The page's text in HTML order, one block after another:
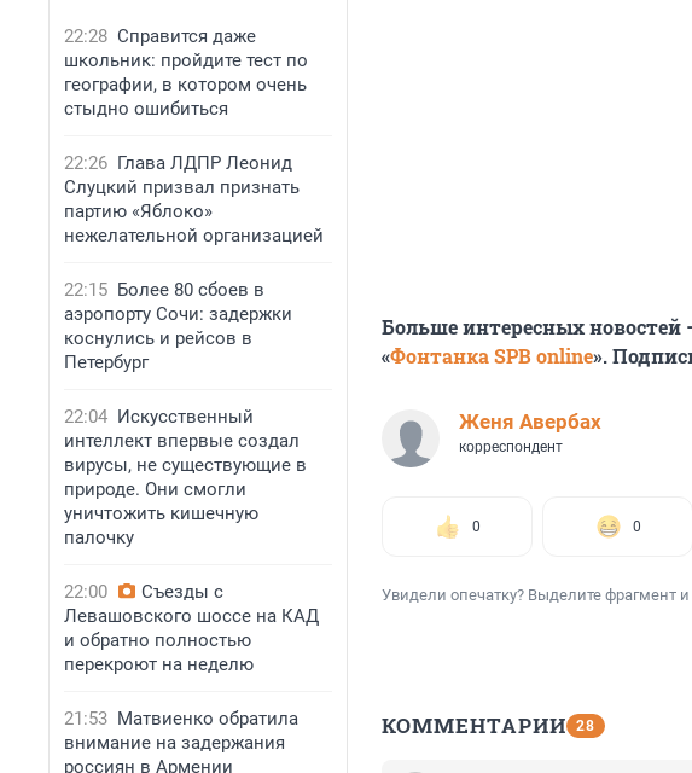
22:28 Справится даже
школьник: пройдите тест по
географии, в котором очень
стыдно ошибиться
22:26 Глава ЛДПР Леонид
Слуцкий призвал признать
партию «Яблоко»
нежелательной организацией
22:15 Более 80 сбоев в
аэропорту Сочи: задержки
коснулись и рейсов в
Петербург
22:04 Искусственный
интеллект впервые создал
вирусы, не существующие в
природе. Они смогли
уничтожить кишечную
палочку
22:00
Съезды с
Левашовского шоссе на КАД
и обратно полностью
перекроют на неделю
21:53 Матвиенко обратила
внимание на задержания
россиян в Армении
Больше интересных
«Фонтанка SPB online».
Женя Авербах
корреспондент
0 0
Увидели опечатку? Выделите фрагмент
КОММЕНТАРИИ 28